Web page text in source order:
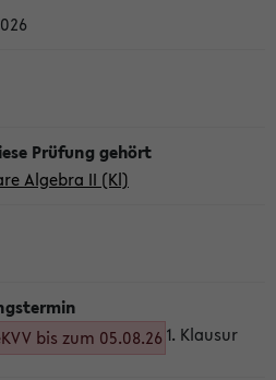
Algebra II (Kl)
bis zum 05.08.26 1. Klausur